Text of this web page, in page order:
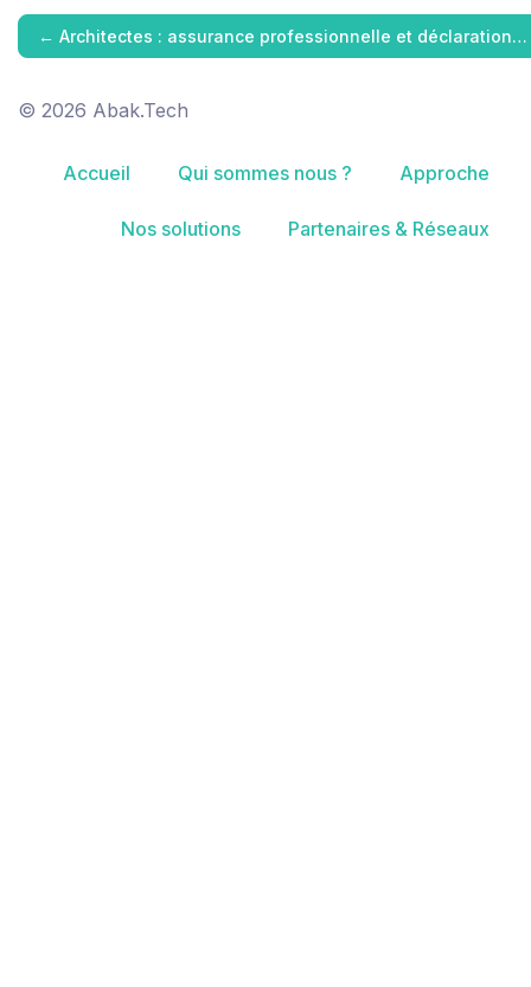
← Architectes : assurance professionnelle et déclaration…
© 2026 Abak.Tech
Accueil Qui sommes nous ? Approche
Nos solutions Partenaires & Réseaux